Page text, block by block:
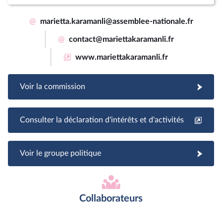
@ marietta.karamanli@assemblee-nationale.fr
@ contact@mariettakaramanli.fr
www.mariettakaramanli.fr
Voir la commission
Consulter la déclaration d'intérêts et d'activités
Voir le groupe politique
Collaborateurs